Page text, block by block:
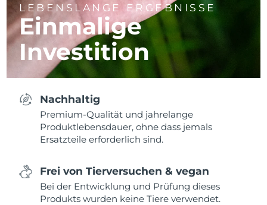
LEBENSLANGE ERGEBNISSE
Einmalige
Investition
Nachhaltig
Premium-Qualität und jahrelange
Produktlebensdauer, ohne dass jemals
Ersatzteile erforderlich sind.
Frei von Tierversuchen & vegan
Bei der Entwicklung und Prüfung dieses
Produkts wurden keine Tiere verwendet.